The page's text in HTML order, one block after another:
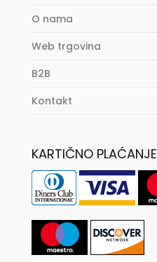
O nama
Web trgovina
B2B
Kontakt
KARTIČNO PLAĆANJE